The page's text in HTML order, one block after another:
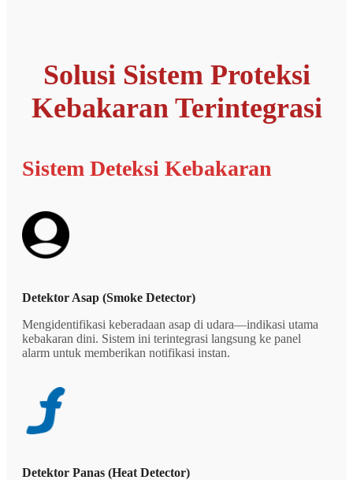
Solusi Sistem Proteksi
Kebakaran Terintegrasi
Sistem Deteksi Kebakaran
Detektor Asap (Smoke Detector)
Mengidentifikasi keberadaan asap di udara—indikasi utama
kebakaran dini. Sistem ini terintegrasi langsung ke panel
alarm untuk memberikan notifikasi instan.
Detektor Panas (Heat Detector)